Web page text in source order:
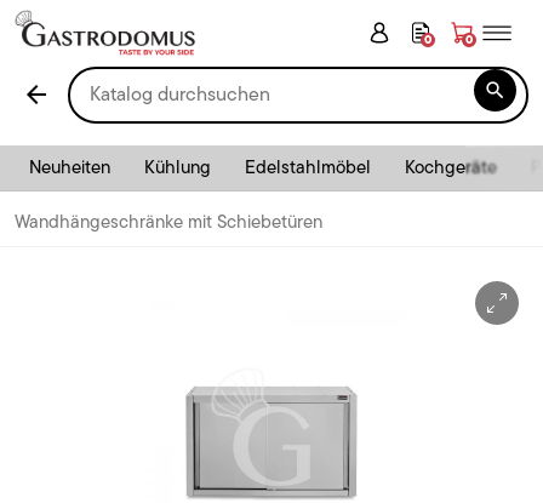
0 0
arrow_back 
Neuheiten Kühlung Edelstahlmöbel Kochgeräte
Wandhängeschränke mit Schiebetüren